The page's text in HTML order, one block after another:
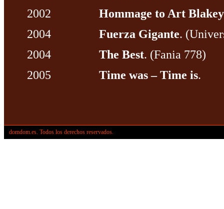
2002 Hommage to Art Blakey
2004 Fuerza Gigante.
2004 The Best. (Fania 778)
2005 Time was – Time is.
domdom.es. Todos los derechos reservados.